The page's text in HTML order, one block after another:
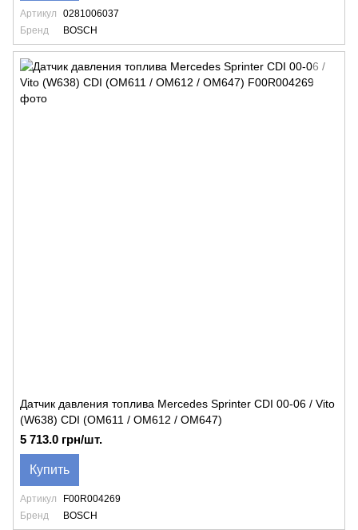
Артикул
0281006037
Бренд
BOSCH
Датчик давления топлива Mercedes Sprinter CDI 00-06 / Vito
(W638) CDI (OM611 / OM612 / OM647)
5 713.0 грн/шт.
Купить
Артикул
F00R004269
Бренд
BOSCH